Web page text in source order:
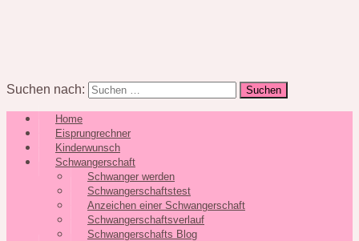
Suchen nach:
Home
Eisprungrechner
Kinderwunsch
Schwangerschaft
Schwanger werden
Schwangerschaftstest
Anzeichen einer Schwangerschaft
Schwangerschaftsverlauf
Schwangerschafts Blog